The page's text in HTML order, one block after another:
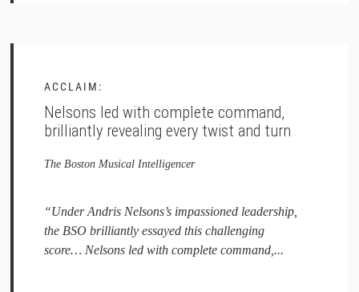
ACCLAIM:
Nelsons led with complete command,
brilliantly revealing every twist and turn
The Boston Musical Intelligencer
“Under Andris Nelsons’s impassioned leadership,
the BSO brilliantly essayed this challenging
score… Nelsons led with complete command,...